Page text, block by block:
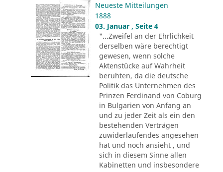
Neueste Mitteilungen
1888
03. Januar , Seite 4
"...Zweifel an der Ehrlichkeit
derselben wäre berechtigt
gewesen, wenn solche
Aktenstücke auf Wahrheit
beruhten, da die deutsche
Politik das Unternehmen des
Prinzen Ferdinand von Coburg
in Bulgarien von Anfang an
und zu jeder Zeit als ein den
bestehenden Verträgen
zuwiderlaufendes angesehen
hat und noch ansieht , und
sich in diesem Sinne allen
Kabinetten und insbesondere